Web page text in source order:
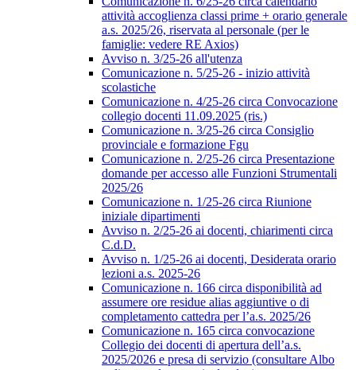
attività accoglienza classi prime + orario generale
a.s. 2025/26, riservata al personale (per le
famiglie: vedere RE Axios)
Avviso n. 3/25-26 all'utenza
Comunicazione n. 5/25-26 - inizio attività
scolastiche
Comunicazione n. 4/25-26 circa Convocazione
collegio docenti 11.09.2025 (ris.)
Comunicazione n. 3/25-26 circa Consiglio
provinciale e formazione Fgu
Comunicazione n. 2/25-26 circa Presentazione
domande per accesso alle Funzioni Strumentali
2025/26
Comunicazione n. 1/25-26 circa Riunione
iniziale dipartimenti
Avviso n. 2/25-26 ai docenti, chiarimenti circa
C.d.D.
Avviso n. 1/25-26 ai docenti, Desiderata orario
lezioni a.s. 2025-26
Comunicazione n. 166 circa disponibilità ad
assumere ore residue alias aggiuntive o di
completamento cattedra per l’a.s. 2025/26
Comunicazione n. 165 circa convocazione
Collegio dei docenti di apertura dell’a.s.
2025/2026 e presa di servizio (consultare Albo